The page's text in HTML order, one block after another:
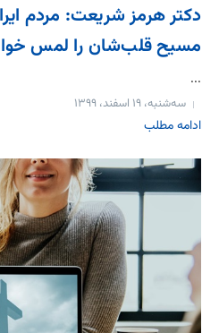
دکتر هرمز شریعت: مردم
مسیح قلب‌شان را لمس
...
سه‌شنبه، ۱۹ اسفند، ۱۳۹۹
ادامه مطلب